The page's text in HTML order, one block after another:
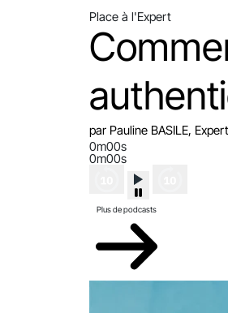
Place à l'Expert
par Pauline BASILE,
0m00s
0m00s
Plus de podcasts